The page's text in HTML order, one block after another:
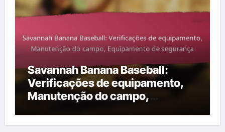
Savannah Banana Baseball:
Verificações de equipamento,
Manutenção do campo,